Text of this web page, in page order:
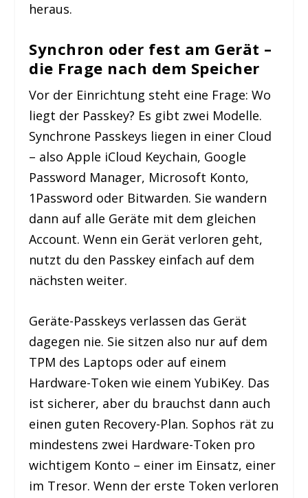
heraus.
Synchron oder fest am Gerät –
die Frage nach dem Speicher
Vor der Einrichtung steht eine Frage: Wo
liegt der Passkey? Es gibt zwei Modelle.
Synchrone Passkeys liegen in einer Cloud
– also Apple iCloud Keychain, Google
Password Manager, Microsoft Konto,
1Password oder Bitwarden. Sie wandern
dann auf alle Geräte mit dem gleichen
Account. Wenn ein Gerät verloren geht,
nutzt du den Passkey einfach auf dem
nächsten weiter.
Geräte-Passkeys verlassen das Gerät
dagegen nie. Sie sitzen also nur auf dem
TPM des Laptops oder auf einem
Hardware-Token wie einem YubiKey. Das
ist sicherer, aber du brauchst dann auch
einen guten Recovery-Plan. Sophos rät zu
mindestens zwei Hardware-Token pro
wichtigem Konto – einer im Einsatz, einer
im Tresor. Wenn der erste Token verloren